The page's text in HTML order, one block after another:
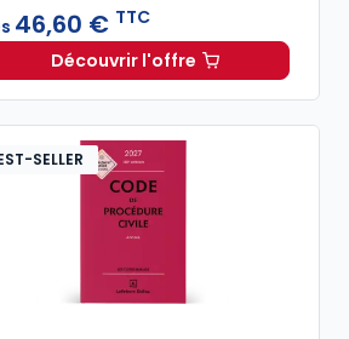
en ligne à 79,00 € TTC
46,60 € TTC
Découvrir l'offreLe guide pénal 2026.
SELLER